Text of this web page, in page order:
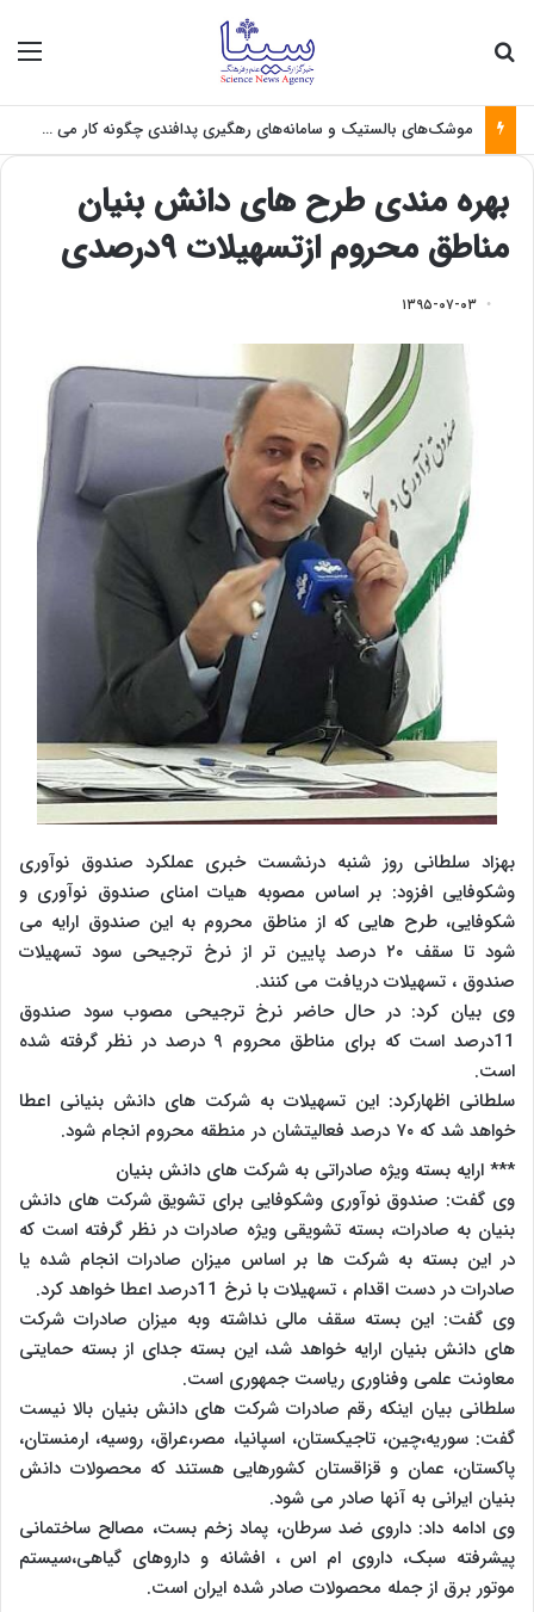
موشک‌های بالستیک و سامانه‌های رهگیری پدافندی چگونه کار می کنند؟
بهره مندی طرح های دانش بنیان
مناطق محروم ازتسهیلات ۹درصدی
۱۳۹۵-۰۷-۰۳
بهزاد سلطانی روز شنبه درنشست خبری عملکرد صندوق نوآوری
وشکوفایی افزود: بر اساس مصوبه هیات امنای صندوق نوآوری و
شکوفایی، طرح هایی که از مناطق محروم به این صندوق ارایه می
شود تا سقف ۲۰ درصد پایین تر از نرخ ترجیحی سود تسهیلات
صندوق ، تسهیلات دریافت می کنند.
وی بیان کرد: در حال حاضر نرخ ترجیحی مصوب سود صندوق
11درصد است که برای مناطق محروم ۹ درصد در نظر گرفته شده
است.
سلطانی اظهارکرد: این تسهیلات به شرکت های دانش بنیانی اعطا
خواهد شد که ۷۰ درصد فعالیتشان در منطقه محروم انجام شود.
*** ارایه بسته ویژه صادراتی به شرکت های دانش بنیان
وی گفت: صندوق نوآوری وشکوفایی برای تشویق شرکت های دانش
بنیان به صادرات، بسته تشویقی ویژه صادرات در نظر گرفته است که
در این بسته به شرکت ها بر اساس میزان صادرات انجام شده یا
صادرات در دست اقدام ، تسهیلات با نرخ 11درصد اعطا خواهد کرد.
وی گفت: این بسته سقف مالی نداشته وبه میزان صادرات شرکت
های دانش بنیان ارایه خواهد شد، این بسته جدای از بسته حمایتی
معاونت علمی وفناوری ریاست جمهوری است.
سلطانی بیان اینکه رقم صادرات شرکت های دانش بنیان بالا نیست
گفت: سوریه،چین، تاجیکستان، اسپانیا، مصر،عراق، روسیه، ارمنستان،
پاکستان، عمان و قزاقستان کشورهایی هستند که محصولات دانش
بنیان ایرانی به آنها صادر می شود.
وی ادامه داد: داروی ضد سرطان، پماد زخم بست، مصالح ساختمانی
پیشرفته سبک، داروی ام اس ، افشانه و داروهای گیاهی،سیستم
موتور برق از جمله محصولات صادر شده ایران است.